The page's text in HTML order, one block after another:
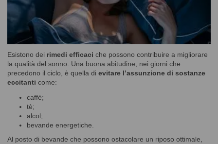
Esistono dei rimedi efficaci che possono contribuire a migliorare
la qualità del sonno. Una buona abitudine, nei giorni che
precedono il ciclo, è quella di evitare l’assunzione di sostanze
eccitanti come:
caffè;
tè;
alcol;
bevande energetiche.
Al posto di bevande che possono ostacolare un riposo ottimale,